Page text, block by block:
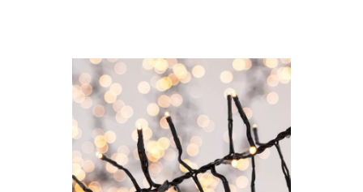
PVC ΚΑΛΩΔΙΟ, ΘΕΡΜΟ
ΛΕΥΚΟ LED,
ΠΡΟΕΚΤΑΣΗ ΠΑΡΟΧΗΣ
3m, IP44